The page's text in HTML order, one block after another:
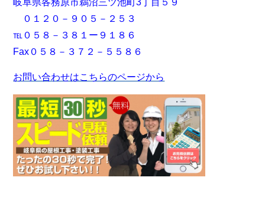
岐阜県各務原市鵜沼三ツ池町3丁目５９
０１２０－９０５－２５３
℡０５８－３８１ー９１８６
Fax０５８－３７２－５５８６
お問い合わせはこちらのページから